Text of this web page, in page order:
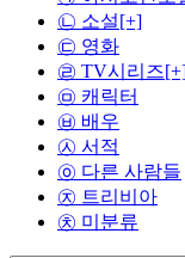
㉡ 소설[+]
㉢ 영화
㉣ TV시리즈
㉤ 캐릭터
㉥ 배우
㉦ 서적
㉧ 다른 사람들
㉨ 트리비아
㉩ 미분류